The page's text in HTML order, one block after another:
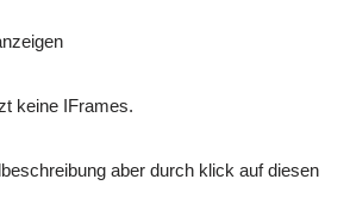
keine IFrames.
aber durch klick auf diesen